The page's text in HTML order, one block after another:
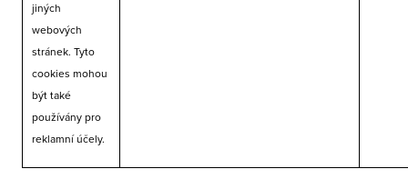
jiných
webových
stránek. Tyto
cookies mohou
být také
používány pro
reklamní účely.